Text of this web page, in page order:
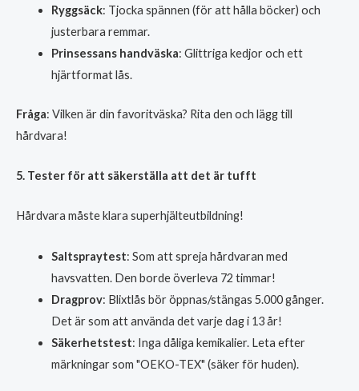
Ryggsäck: Tjocka spännen (för att hålla böcker) och
justerbara remmar.
Prinsessans handväska: Glittriga kedjor och ett
hjärtformat lås.
Fråga: Vilken är din favoritväska? Rita den och lägg till
hårdvara!
5. Tester för att säkerställa att det är tufft
Hårdvara måste klara superhjälteutbildning!
Saltspraytest: Som att spreja hårdvaran med
havsvatten. Den borde överleva 72 timmar!
Dragprov: Blixtlås bör öppnas/stängas 5.000 gånger.
Det är som att använda det varje dag i 13 år!
Säkerhetstest: Inga dåliga kemikalier. Leta efter
märkningar som "OEKO-TEX" (säker för huden).